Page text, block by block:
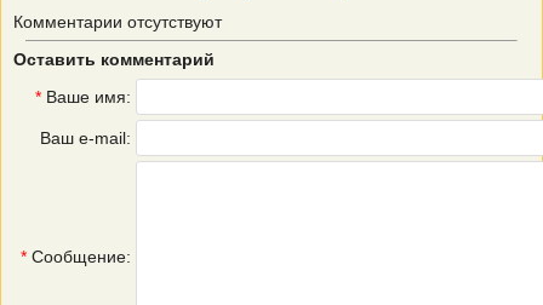
Комментарии отсутствуют
Оставить комментарий
* Ваше имя:
Ваш e-mail:
* Сообщение: